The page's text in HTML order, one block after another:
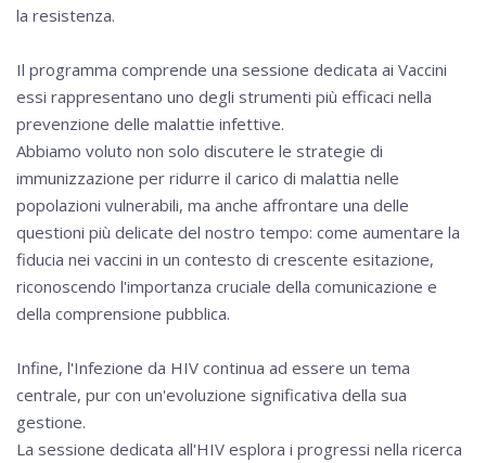
la resistenza.
Il programma comprende una sessione dedicata ai Vaccini
essi rappresentano uno degli strumenti più efficaci nella
prevenzione delle malattie infettive.
Abbiamo voluto non solo discutere le strategie di
immunizzazione per ridurre il carico di malattia nelle
popolazioni vulnerabili, ma anche affrontare una delle
questioni più delicate del nostro tempo: come aumentare la
fiducia nei vaccini in un contesto di crescente esitazione,
riconoscendo l'importanza cruciale della comunicazione e
della comprensione pubblica.
Infine, l'Infezione da HIV continua ad essere un tema
centrale, pur con un'evoluzione significativa della sua
gestione.
La sessione dedicata all'HIV esplora i progressi nella ricerca